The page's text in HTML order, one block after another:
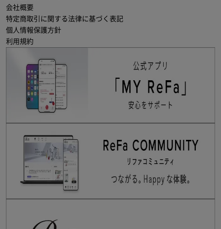
会社概要
特定商取引に関する法律に基づく表記
個人情報保護方針
利用規約